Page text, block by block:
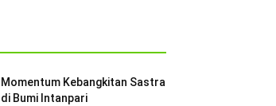
Momentum Kebangkitan Sastra
di Bumi Intanpari